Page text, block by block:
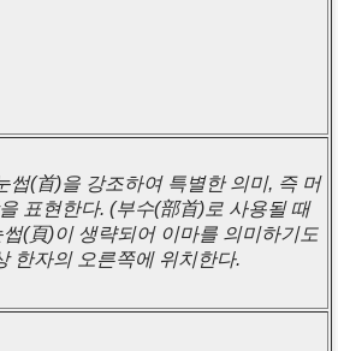
썹(首)을 강조하여 특별한 의미, 즉 머
표현한다. (부수(部首)로 사용될 때
썹(頁)이 생략되어 이마를 의미하기도
한자의 오른쪽에 위치한다.